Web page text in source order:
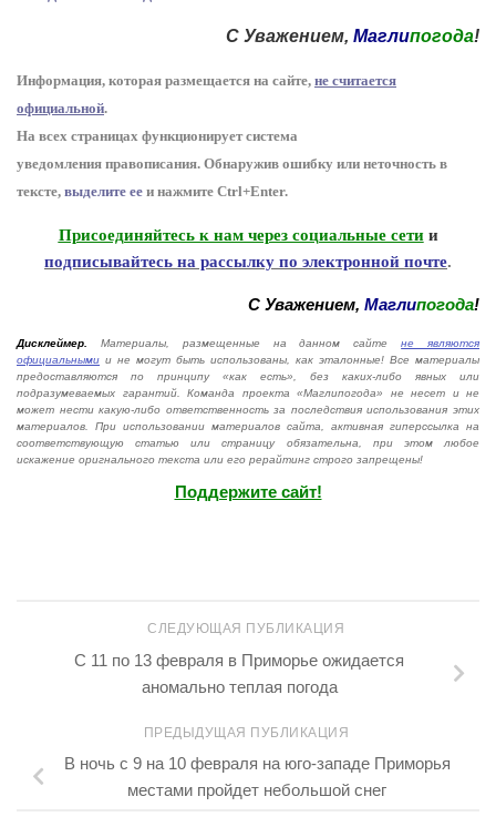
С Уважением, Маглипогода!
Информация, которая размещается на сайте, не считается
официальной.
На всех страницах функционирует система
уведомления правописания. Обнаружив ошибку или неточность в
тексте, выделите ее и нажмите Ctrl+Enter.
Присоединяйтесь к нам через социальные сети и
подписывайтесь на рассылку по электронной почте.
С Уважением, Маглипогода!
Дисклеймер. Материалы, размещенные на данном сайтене являются
официальными и не могут быть использованы, как эталонные! Все материалы
предоставляются по принципу «как есть», без каких-либо явных или
подразумеваемых гарантий. Команда проекта «Маглипогода» не несет и не
может нести какую-либо ответственность за последствия использования этих
материалов. При использовании материалов сайта, активная гиперссылка на
соответствующую статью или страницу обязательна, при этом любое
искажение оригнального текста или его рерайтинг строго запрещены!
Поддержите сайт!
СЛЕДУЮЩАЯ ПУБЛИКАЦИЯ
С 11 по 13 февраля в Приморье ожидается
аномально теплая погода
ПРЕДЫДУЩАЯ ПУБЛИКАЦИЯ
В ночь с 9 на 10 февраля на юго-западе Приморья
местами пройдет небольшой снег